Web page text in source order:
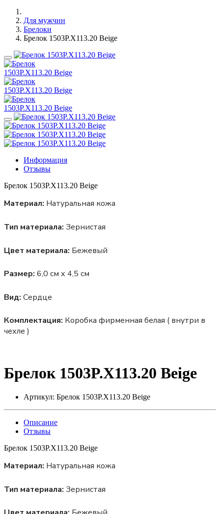
Для мужчин
Брелоки
Брелок 1503P.X113.20 Beige
Информация
Отзывы
Брелок 1503P.X113.20 Beige
Материал: Натуральная кожа
Тип материала: Зернистая
Цвет материала: Бежевый
Размер: 6,0 см х 4,5 см
Вид: Сердце
Комплектация: Коробка фирменная белая ( внутри в
чехле )
Брелок 1503P.X113.20 Beige
Артикул: Брелок 1503P.X113.20 Beige
Описание
Отзывы
Брелок 1503P.X113.20 Beige
Материал: Натуральная кожа
Тип материала: Зернистая